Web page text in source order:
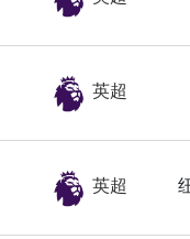
英超
英超